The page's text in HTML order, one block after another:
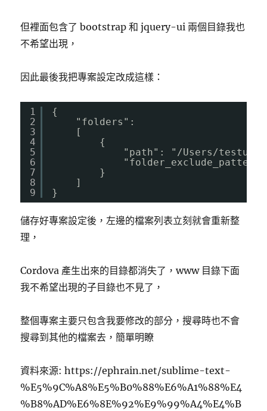
但裡面包含了 bootstrap 和 jquery-ui 兩個目錄我也
不希望出現，
因此最後我把專案設定改成這樣：
1
2
3
4
5
6
7
8
9
{
"folders":
[
{
"path": "/Users/
}
]
}
儲存好專案設定後，左邊的檔案列表立刻就會重新整
理，
Cordova 產生出來的目錄都消失了，www 目錄下面
我不希望出現的子目錄也不見了，
整個專案主要只包含我要修改的部分，搜尋時也不會
搜尋到其他的檔案去，簡單明瞭
資料來源: https://ephrain.net/sublime-text-
%E5%9C%A8%E5%B0%88%E6%A1%88%E4
%B8%AD%E6%8E%92%E9%99%A4%E4%B